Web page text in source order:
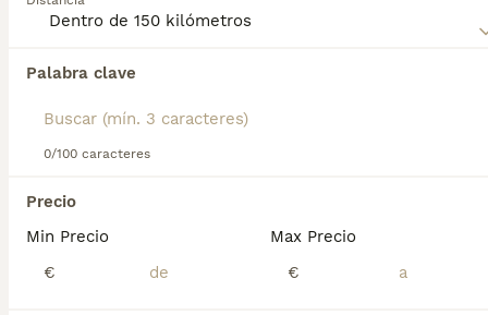
Palabra clave
0/100 caracteres
Precio
Min Precio
€
Max Precio
€
página de consejos sobre el
Encontramos 0 Aïdi Perros en adopcion en
Si deseas exactamente esta búsqueda guarda tu
búsqueda y espera el resultado perfecto:
Preguntas frecuentes